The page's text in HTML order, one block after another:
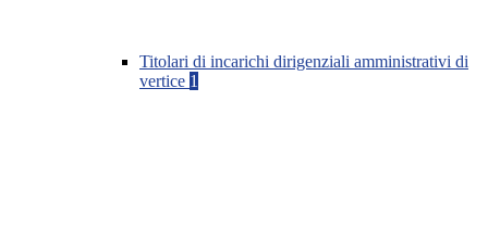
Titolari di incarichi dirigenziali amministrativi di
vertice 1